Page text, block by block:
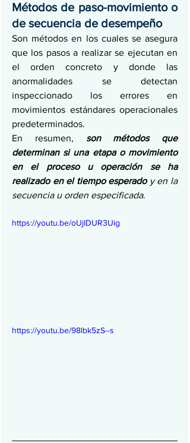
Métodos de paso-movimiento o
de secuencia de desempeño
Son métodos en los cuales se asegura
que los pasos a realizar se ejecutan en
el orden concreto y donde las
anormalidades se detectan
inspeccionado los errores en
movimientos estándares operacionales
predeterminados.
En resumen, son métodos que
determinan si una etapa o movimiento
en el proceso u operación se ha
realizado en el tiempo esperado y en la
secuencia u orden especificada.
https://youtu.be/oUjlDUR3Uig
https://youtu.be/98lbk5zS--s